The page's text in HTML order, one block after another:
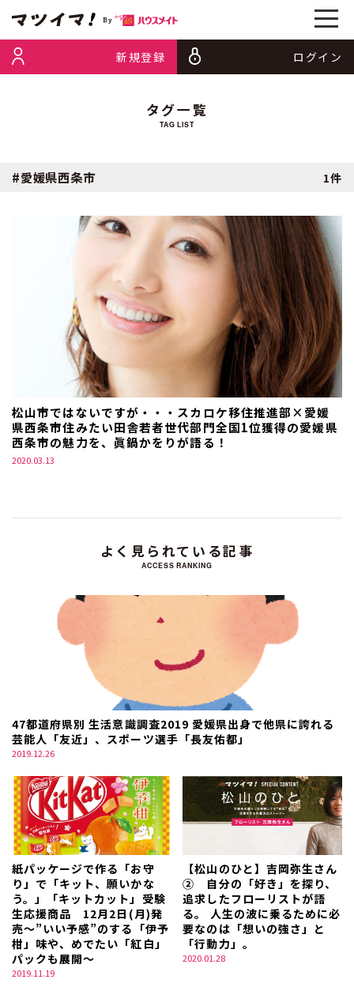
新規登録 ログイン
タグ一覧
TAG LIST
#愛媛県西条市 1件
松山市ではないですが・・・スカロケ移住推進部×愛媛
県西条市住みたい田舎若者世代部門全国1位獲得の愛媛県
西条市の魅力を、眞鍋かをりが語る！
2020.03.13
よく見られている記事
ACCESS RANKING
47都道府県別 生活意識調査2019 愛媛県出身で他県に誇れる
芸能人「友近」、スポーツ選手「長友佑都」
2019.12.26
紙パッケージで作る「お守
り」で「キット、願いかな
う。」「キットカット」受験
生応援商品 12月2日(月)発
売～”いい予感”のする「伊予
柑」味や、めでたい「紅白」
パックも展開～
2019.11.19
【松山のひと】吉岡弥生さん
② 自分の「好き」を探り、
追求したフローリストが語
る。 人生の波に乗るために必
要なのは「想いの強さ」と
「行動力」。
2020.01.28